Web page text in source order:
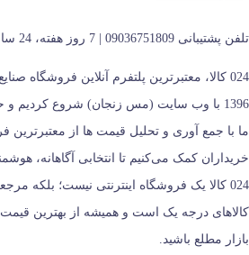
تلفن پشتیبانی 09036751809 | 7 روز هفته، 24 ساعته پاسخگوی شما هستیم
024 کالا، معتبرترین پلتفرم آنلاین فروشگاه
ما با جمع‌ آوری و تحلیل قیمت‌ ها از معتبرترین
خریداران کمک می‌کنیم تا انتخابی آگاهانه،
024 کالا یک فروشگاه اینترنتی نیست؛ بلکه
کالاهای درجه یک است و همیشه از بهترین قیمت‌
بازار مطلع باشید.